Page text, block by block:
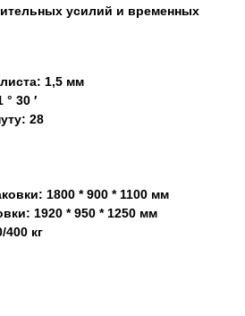
усилий и временных
1,5 мм
30 ′
28
1800 * 900 * 1100 мм
1920 * 950 * 1250 мм
400 кг